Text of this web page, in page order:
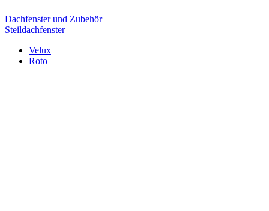
Dachfenster und Zubehör
Steildachfenster
Velux
Roto